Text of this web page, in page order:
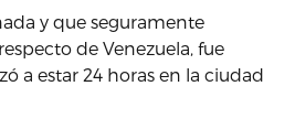
y que seguramente
de Venezuela, fue
a estar 24 horas en la ciudad